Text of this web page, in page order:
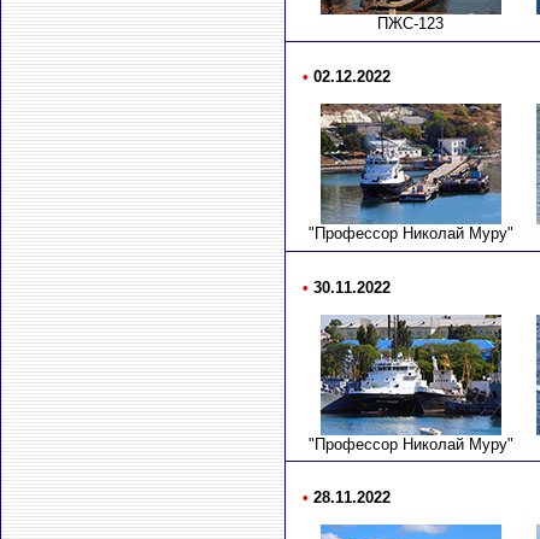
ПЖС-123
• 02.12.2022
"Профессор Николай Муру"
• 30.11.2022
"Профессор Николай Муру"
• 28.11.2022